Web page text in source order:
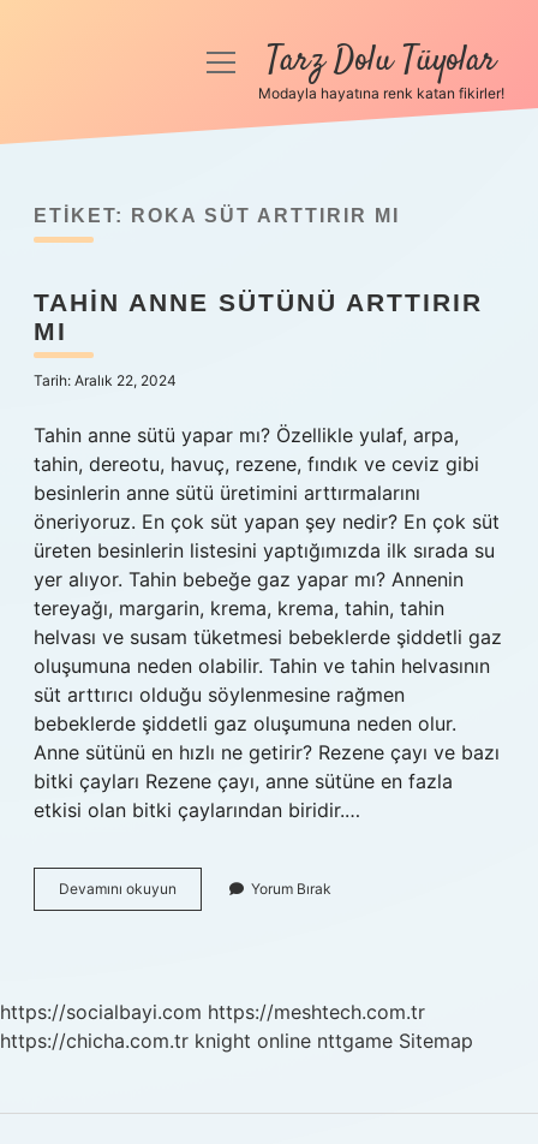
Anasayfa
Yasal Uyarı
Hakkımızda
menüyüTarz Dolu Tüyolar
Modayla hayatına renk katan fikirler!
ETIKET: ROKA SÜT ARTTIRIR MI
TAHIN ANNE SÜTÜNÜ ARTTIRIR
MI
Tarih: Aralık 22, 2024
Tahin anne sütü yapar mı? Özellikle yulaf, arpa,
tahin, dereotu, havuç, rezene, fındık ve ceviz gibi
besinlerin anne sütü üretimini arttırmalarını
öneriyoruz. En çok süt yapan şey nedir? En çok süt
üreten besinlerin listesini yaptığımızda ilk sırada su
yer alıyor. Tahin bebeğe gaz yapar mı? Annenin
tereyağı, margarin, krema, krema, tahin, tahin
helvası ve susam tüketmesi bebeklerde şiddetli gaz
oluşumuna neden olabilir. Tahin ve tahin helvasının
süt arttırıcı olduğu söylenmesine rağmen
bebeklerde şiddetli gaz oluşumuna neden olur.
Anne sütünü en hızlı ne getirir? Rezene çayı ve bazı
bitki çayları Rezene çayı, anne sütüne en fazla
etkisi olan bitki çaylarından biridir.…
Devamını okuyun
Anne
Yorum Bırak
https://socialbayi.com https://meshtech.com.tr
https://chicha.com.tr knight online nttgame Sitemap